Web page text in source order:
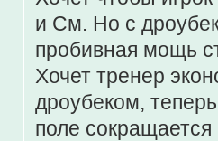
и См. Но с
пробивная мощь
Хочет тренер
дроубеком,
поле сокращается